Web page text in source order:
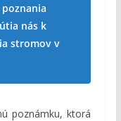
nás k
stromovv
poznámku, ktorá